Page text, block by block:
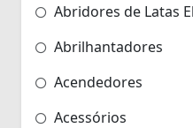
Abridores de Latas
Abrilhantadores
Acendedores
Acessórios